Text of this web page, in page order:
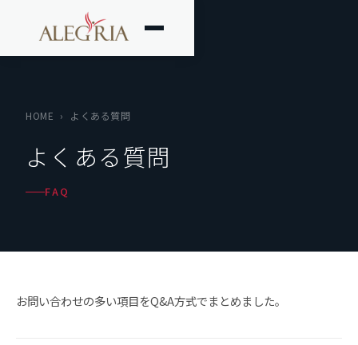
HOME › よくある質問
よくある質問
FAQ
お問い合わせの多い項目をQ&A方式でまとめました。